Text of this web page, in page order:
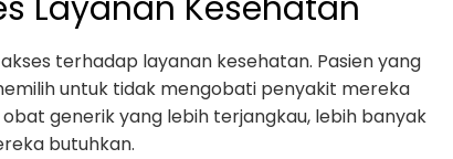
terhadap layanan kesehatan. Pasien yang
untuk tidak mengobati penyakit mereka
generik yang lebih terjangkau, lebih banyak
butuhkan.